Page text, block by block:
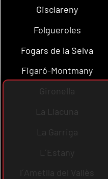
Gisclareny
Folgueroles
Fogars de la Selva
Figaró-Montmany
Gironella
La Llacuna
La Garriga
L´Estany
l´Ametlla del Vallès